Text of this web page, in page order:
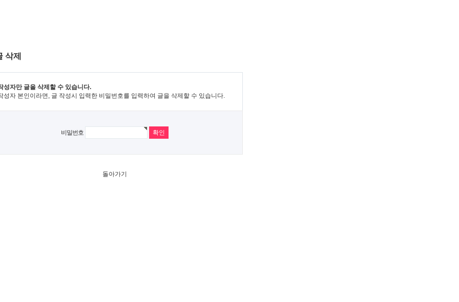
삭제
성자만 글을 삭제할 수 있습니다.
성자 본인이라면, 글 작성시 입력한 비밀번호를 입력하여 글을 삭제할 수 있습니다.
비밀번호
돌아가기